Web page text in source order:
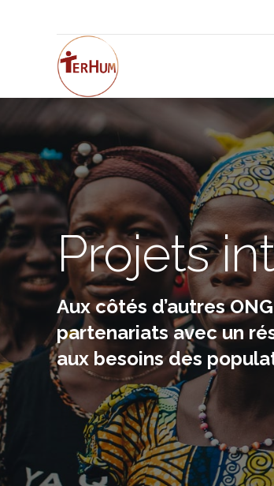
Projets
Aux côtés d’autres
partenariats avec un
aux besoins des